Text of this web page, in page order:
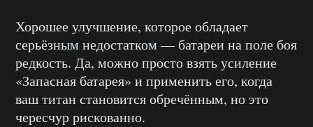
Хорошее улучшение, которое обладает
серьёзным недостатком — батареи на поле боя
редкость. Да, можно просто взять усиление
«Запасная батарея» и применить его, когда
ваш титан становится обречённым, но это
чересчур рискованно.